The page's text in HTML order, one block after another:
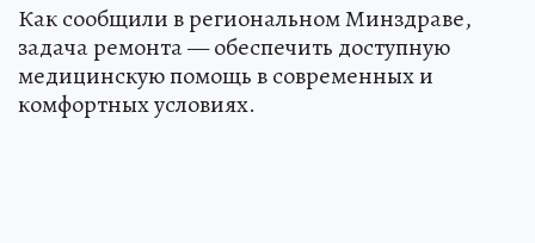
Как сообщили в региональном Минздраве,
задача ремонта — обеспечить доступную
медицинскую помощь в современных и
комфортных условиях.